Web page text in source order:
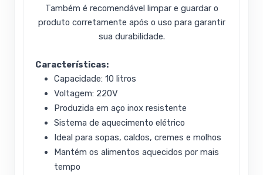
Também é recomendável limpar e guardar o
produto corretamente após o uso para garantir
sua durabilidade.
Características:
Capacidade: 10 litros
Voltagem: 220V
Produzida em aço inox resistente
Sistema de aquecimento elétrico
Ideal para sopas, caldos, cremes e molhos
Mantém os alimentos aquecidos por mais
tempo